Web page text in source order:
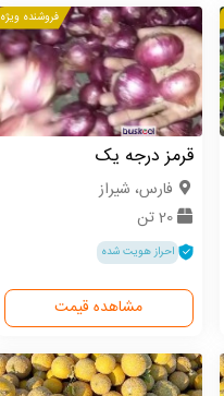
فروشنده ویژه
قرمز درجه یک
فارس، شیراز
20 تن
احراز هویت شده
مشاهده قیمت